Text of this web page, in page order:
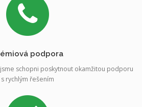
podpora
schopni poskytnout okamžitou podporu
s rychlým řešením